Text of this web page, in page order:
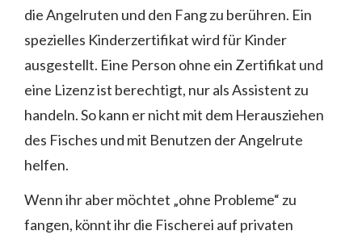
die Angelruten und den Fang zu berühren. Ein
spezielles Kinderzertifikat wird für Kinder
ausgestellt. Eine Person ohne ein Zertifikat und
eine Lizenz ist berechtigt, nur als Assistent zu
handeln. So kann er nicht mit dem Herausziehen
des Fisches und mit Benutzen der Angelrute
helfen.
Wenn ihr aber möchtet „ohne Probleme“ zu
fangen, könnt ihr die Fischerei auf privaten